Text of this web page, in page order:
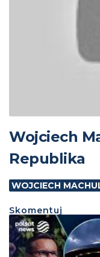
Wojciech
Republika
WOJCIECH
Skomentuj